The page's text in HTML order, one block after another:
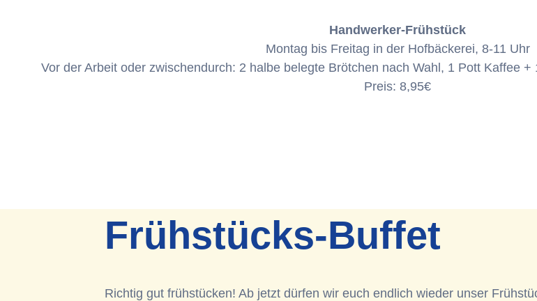
Handwerker-Frühstück
Montag bis Freitag in der Hofbäckerei, 8-11 Uhr
Vor der Arbeit oder zwischendurch: 2 halbe belegte Brötchen nach Wahl, 1 Pott Kaffee
Preis: 8,95€
Frühstücks-Buffet
Richtig gut frühstücken! Ab jetzt dürfen wir euch endlich wieder unser